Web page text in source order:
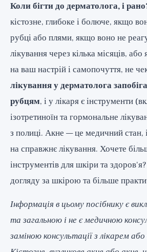
Коли бігти до дерматолога, і
кістозне, глибоке і болюче, якщо
рубці або плями, якщо воно не
лікування через кілька місяців,
на ваш настрій і самопочуття, не
лікування у дерматолога
рубцям, і у лікаря є інструменти
ізотретиноїн та гормональне
з полиці. Акне — це медичний стан,
на справжнє лікування. Хочете
інструментів для шкіри та
догляду за шкірою табільше
Інформація в цьому посібнику є
та загальною і не є медичною
заміною консультації з лікарем